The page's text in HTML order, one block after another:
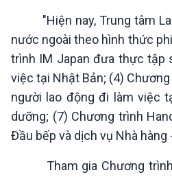
"Hiện nay, Trung tâm Lao
nước ngoài theo hình thức
trình IM Japan đưa thực tập
việc tại Nhật Bản; (4)
người lao động đi làm việc
dưỡng; (7) Chương trình
Đầu bếp và dịch vụ Nhà
Tham gia Chương trình